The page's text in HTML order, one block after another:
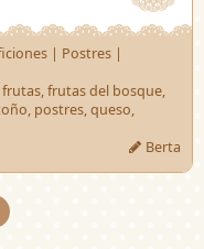
| Postres|
frutas,frutas del bosque,
, postres,queso,
Berta